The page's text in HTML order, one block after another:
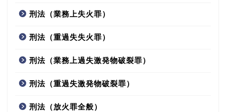
刑法（業務上失火罪）
刑法（重過失失火罪）
刑法（業務上過失激発物破裂罪）
刑法（重過失激発物破裂罪）
刑法（放火罪全般）